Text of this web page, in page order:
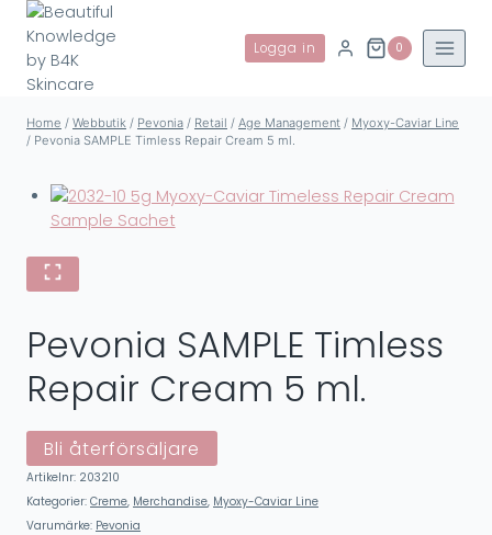
Skip
content
Logga in 0
Home / Webbutik / Pevonia / Retail / Age Management / Myoxy-Caviar Line
/ Pevonia SAMPLE Timless Repair Cream 5 ml.
Pevonia SAMPLE Timless
Repair Cream 5 ml.
Bli återförsäljare
Artikelnr: 203210
Kategorier: Creme, Merchandise, Myoxy-Caviar Line
Varumärke: Pevonia